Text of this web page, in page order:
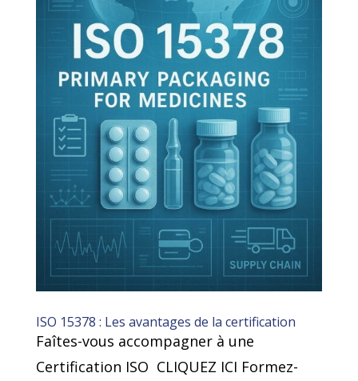
ISO 15378 : Les avantages de la certification
Faîtes-vous accompagner à une
Certification ISO CLIQUEZ ICI Formez-